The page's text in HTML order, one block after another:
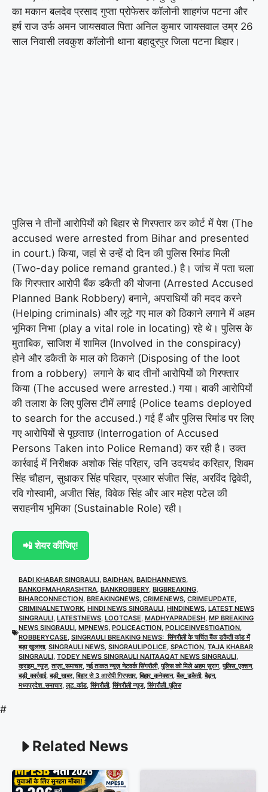
का मकान बलदेव प्रसाद गुप्ता प्रोफेसर कॉलोनी शाहगंज पटना और
हर्ष राज उर्फ ​​अमन जायसवाल पिता अनिल कुमार जायसवाल उम्र 26
साल निवासी लवकुश कॉलोनी थाना बहादुरपुर जिला पटना बिहार।
पुलिस ने तीनों आरोपियों को बिहार से गिरफ्तार कर कोर्ट में पेश (The
accused were arrested from Bihar and presented
in court.) किया, जहां से उन्हें दो दिन की पुलिस रिमांड मिली
(Two-day police remand granted.) है। जांच में पता चला
कि गिरफ्तार आरोपी बैंक डकैती की योजना (Arrested Accused
Planned Bank Robbery) बनाने, अपराधियों की मदद करने
(Helping criminals) और लूटे गए माल को ठिकाने लगाने में अहम
भूमिका निभा (play a vital role in locating) रहे थे। पुलिस के
मुताबिक, साजिश में शामिल (Involved in the conspiracy)
होने और डकैती के माल को ठिकाने (Disposing of the loot
from a robbery) लगाने के बाद तीनों आरोपियों को गिरफ्तार
किया (The accused were arrested.) गया। बाकी आरोपियों
की तलाश के लिए पुलिस टीमें लगाई (Police teams deployed
to search for the accused.) गई हैं और पुलिस रिमांड पर लिए
गए आरोपियों से पूछताछ (Interrogation of Accused
Persons Taken into Police Remand) कर रही है। उक्त
कार्रवाई में निरीक्षक अशोक सिंह परिहार, उनि उदयचंद करिहार, शिवम
सिंह चौहान, सुधाकर सिंह परिहार, प्रआर संजीत सिंह, अरविंद द्विवेदी,
रवि गोस्वामी, अजीत सिंह, विवेक सिंह और आर महेश पटेल की
सराहनीय भूमिका (Sustainable Role) रही।
📲 शेयर कीजिए!
BADI KHABAR SINGRAULI, BAIDHAN, BAIDHANNEWS,
BANKOFMAHARASHTRA, BANKROBBERY, BIGBREAKING,
BIHARCONNECTION, BREAKINGNEWS, CRIMENEWS, CRIMEUPDATE,
CRIMINALNETWORK, HINDI NEWS SINGRAULI, HINDINEWS, LATEST NEWS
SINGRAULI, LATESTNEWS, LOOTCASE, MADHYAPRADESH, MP BREAKING
NEWS SINGRAULI, MPNEWS, POLICEACTION, POLICEINVESTIGATION,
ROBBERYCASE, SINGRAULI BREAKING NEWS: सिंगरौली के चर्चित बैंक डकैती कांड में
बड़ा खुलासा, SINGRAULI NEWS, SINGRAULIPOLICE, SPACTION, TAJA KHABAR
SINGRAULI, TODEY NEWS SINGRAULI NAITAAQAT NEWS SINGRAULI,
क्राइम_न्यूज,ताज़ा_समाचार,नई ताकत न्यूज़ नेटवर्क सिंगरौली,पुलिस को मिले अहम सुराग,पुलिस_एक्शन,
बड़ी_कार्रवाई,बड़ी_खबर,बिहार से 3 आरोपी गिरफ्तार,बिहार_कनेक्शन,बैंक_डकैती,बैढ़न,
मध्यप्रदेश_समाचार,लूट_कांड,सिंगरौली,सिंगरौली न्यूज,सिंगरौली_पुलिस
#
Related News